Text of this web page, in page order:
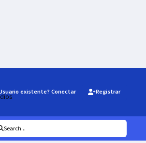
existente? Conectar Registrar
Search...